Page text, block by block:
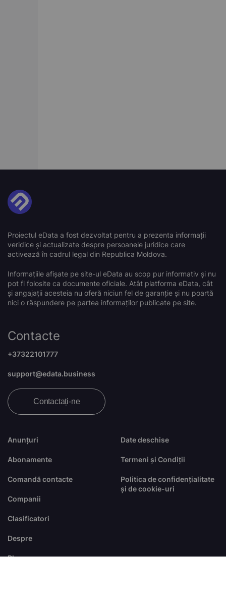
Proiectul eData a fost dezvoltat pentru a prezenta informații
veridice și actualizate despre persoanele juridice care
activează în cadrul legal din Republica Moldova.
Informațiile afișate pe site-ul eData au scop pur informativ și nu
pot fi folosite ca documente oficiale. Atât platforma eData, cât
și angajații acesteia nu oferă niciun fel de garanție și nu poartă
nici o răspundere pe partea informaților publicate pe site.
Anunțuri
Abonamente
Comandă contacte
Companii
Clasificatori
Despre
Blog
Date deschise
Termeni și Condiții
Politica de confidențialitate
și de cookie-uri
Contacte
+37322101777
support@edata.business
Contactați-ne